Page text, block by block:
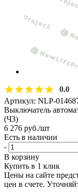
0.0
Артикул: NLP-
Выключатель
(ЧЗ)
6 276 руб./шт
Есть в наличии
-
В корзину
Купить в 1 клик
Цены на сайте
цен в счете.